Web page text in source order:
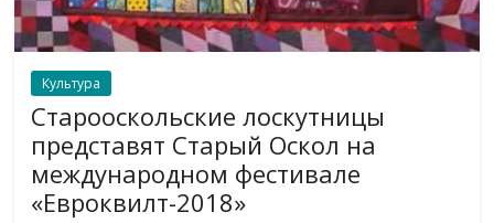
Культура
Старооскольские лоскутницы
представят Старый Оскол на
международном фестивале
«Евроквилт-2018»